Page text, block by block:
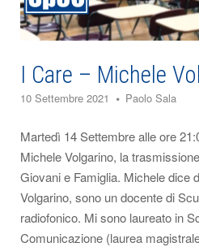
I Care – Michele
10 Settembre 2021 Paolo Sala
Martedì 14 Settembre alle ore
Michele Volgarino, la
Giovani e Famiglia. Michele dice
Volgarino, sono un docente di
radiofonico. Mi sono laureato in
Comunicazione (laurea